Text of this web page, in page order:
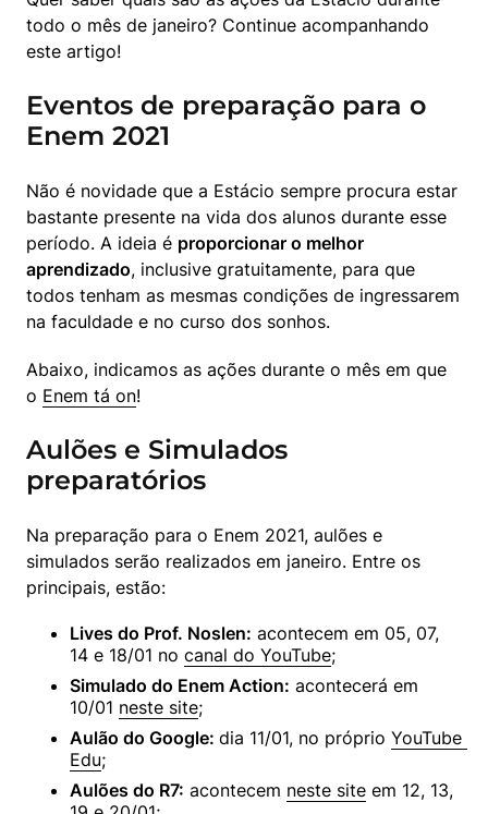
todo o mês de janeiro? Continue acompanhando
este artigo!
Eventos de preparação para o
Enem 2021
Não é novidade que a Estácio sempre procura estar
bastante presente na vida dos alunos durante esse
período. A ideia é proporcionar o melhor
aprendizado, inclusive gratuitamente, para que
todos tenham as mesmas condições de ingressarem
na faculdade e no curso dos sonhos.
Abaixo, indicamos as ações durante o mês em que
o Enem tá on!
Aulões e Simulados
preparatórios
Na preparação para o Enem 2021, aulões e
simulados serão realizados em janeiro. Entre os
principais, estão:
Lives do Prof. Noslen: acontecem em 05, 07,
14 e 18/01 no canal do YouTube;
Simulado do Enem Action: acontecerá em
10/01 neste site;
Aulão do Google: dia 11/01, no próprio YouTube
Edu;
Aulões do R7: acontecem neste site em 12, 13,